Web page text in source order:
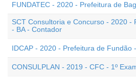
FUNDATEC - 2020 - Prefeitura de
SCT Consultoria e Concurso - 2020 -
- BA - Contador
IDCAP - 2020 - Prefeitura de Fundão
CONSULPLAN - 2019 - CFC - 1º